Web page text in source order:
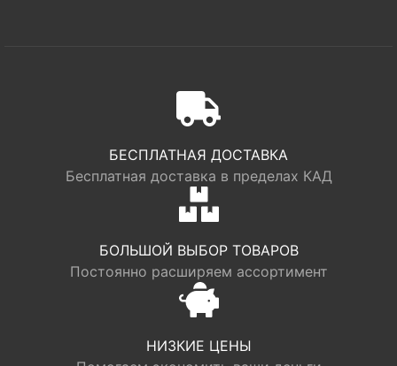
БЕСПЛАТНАЯ ДОСТАВКА
Бесплатная доставка в пределах КАД
БОЛЬШОЙ ВЫБОР ТОВАРОВ
Постоянно расширяем ассортимент
НИЗКИЕ ЦЕНЫ